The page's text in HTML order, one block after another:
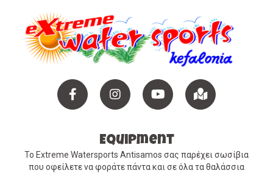
FacebookinstagramYouTube Maps
Equipment
Το Extreme Watersports Antisamos σας παρέχει σωσίβια
που οφείλετε να φοράτε πάντα και σε όλα τα θαλάσσια